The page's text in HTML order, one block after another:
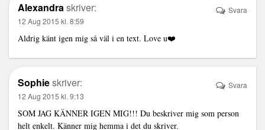
Alexandraskriver:
12 Aug 2015 kl. 8:59
Aldrig känt igen mig så väl i en text. Love u❤️
Svara
Sophieskriver:
12 Aug 2015 kl. 9:13
SOM JAG KÄNNER IGEN MIG!!! Du beskriver mig som person
helt enkelt. Känner mig hemma i det du skriver.
Svara